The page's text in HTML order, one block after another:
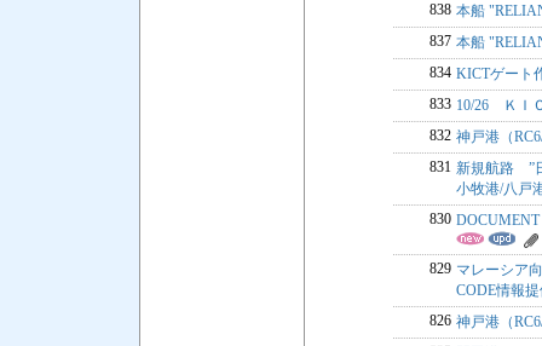
838 本船
837 本船
834 KICTゲート
833 10/26 ＫＩ
832 神戸港（
831 新規航路 ”
小牧港/八戸
830
829 マレーシア
CODE情報
826 神戸港（